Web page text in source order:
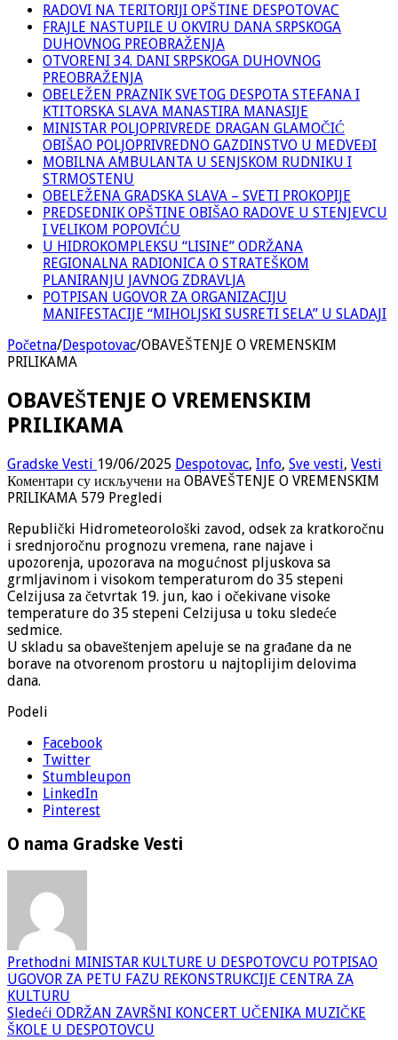
RADOVI NA TERITORIJI OPŠTINE DESPOTOVAC
FRAJLE NASTUPILE U OKVIRU DANA SRPSKOGA
DUHOVNOG PREOBRAŽENJA
OTVORENI 34. DANI SRPSKOGA DUHOVNOG
PREOBRAŽENJA
OBELEŽEN PRAZNIK SVETOG DESPOTA STEFANA I
KTITORSKA SLAVA MANASTIRA MANASIJE
MINISTAR POLJOPRIVREDE DRAGAN GLAMOČIĆ
OBIŠAO POLJOPRIVREDNO GAZDINSTVO U MEDVEĐI
MOBILNA AMBULANTA U SENJSKOM RUDNIKU I
STRMOSTENU
OBELEŽENA GRADSKA SLAVA – SVETI PROKOPIJE
PREDSEDNIK OPŠTINE OBIŠAO RADOVE U STENJEVCU
I VELIKOM POPOVIĆU
U HIDROKOMPLEKSU “LISINE” ODRŽANA
REGIONALNA RADIONICA O STRATEŠKOM
PLANIRANJU JAVNOG ZDRAVLJA
POTPISAN UGOVOR ZA ORGANIZACIJU
MANIFESTACIJE “MIHOLJSKI SUSRETI SELA” U SLADAJI
Početna/Despotovac/OBAVEŠTENJE O VREMENSKIM
PRILIKAMA
OBAVEŠTENJE O VREMENSKIM
PRILIKAMA
Gradske Vesti 19/06/2025 Despotovac, Info, Sve vesti, Vesti
Коментари су искључени на OBAVEŠTENJE O VREMENSKIM
PRILIKAMA 579 Pregledi
Republički Hidrometeorološki zavod, odsek za kratkoročnu
i srednjoročnu prognozu vremena, rane najave i
upozorenja, upozorava na mogućnost pljuskova sa
grmljavinom i visokom temperaturom do 35 stepeni
Celzijusa za četvrtak 19. jun, kao i očekivane visoke
temperature do 35 stepeni Celzijusa u toku sledeće
sedmice.
U skladu sa obaveštenjem apeluje se na građane da ne
borave na otvorenom prostoru u najtoplijim delovima
dana.
Podeli
Facebook
Twitter
Stumbleupon
LinkedIn
Pinterest
O nama Gradske Vesti
Prethodni MINISTAR KULTURE U DESPOTOVCU POTPISAO
UGOVOR ZA PETU FAZU REKONSTRUKCIJE CENTRA ZA
KULTURU
Sledeći ODRŽAN ZAVRŠNI KONCERT UČENIKA MUZIČKE
ŠKOLE U DESPOTOVCU